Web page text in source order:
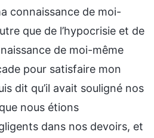
connaissance de moi-
que de l’hypocrisie et de
de moi-même
pour satisfaire mon
dit qu’il avait souligné nos
nous étions
dans nos devoirs, et